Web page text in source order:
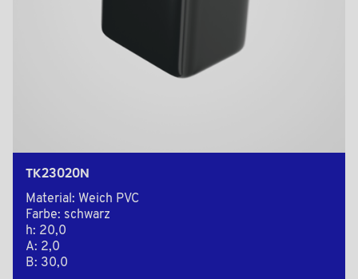
TK23020N
Material: Weich PVC
Farbe: schwarz
h: 20,0
A: 2,0
B: 30,0